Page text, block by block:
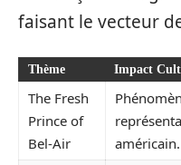
faisant le vecteur
Thème Impact
The Fresh
Prince of
Bel-Air
américain.